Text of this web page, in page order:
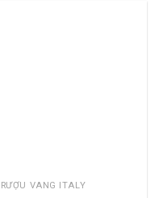
RƯỢU VANG ITALY